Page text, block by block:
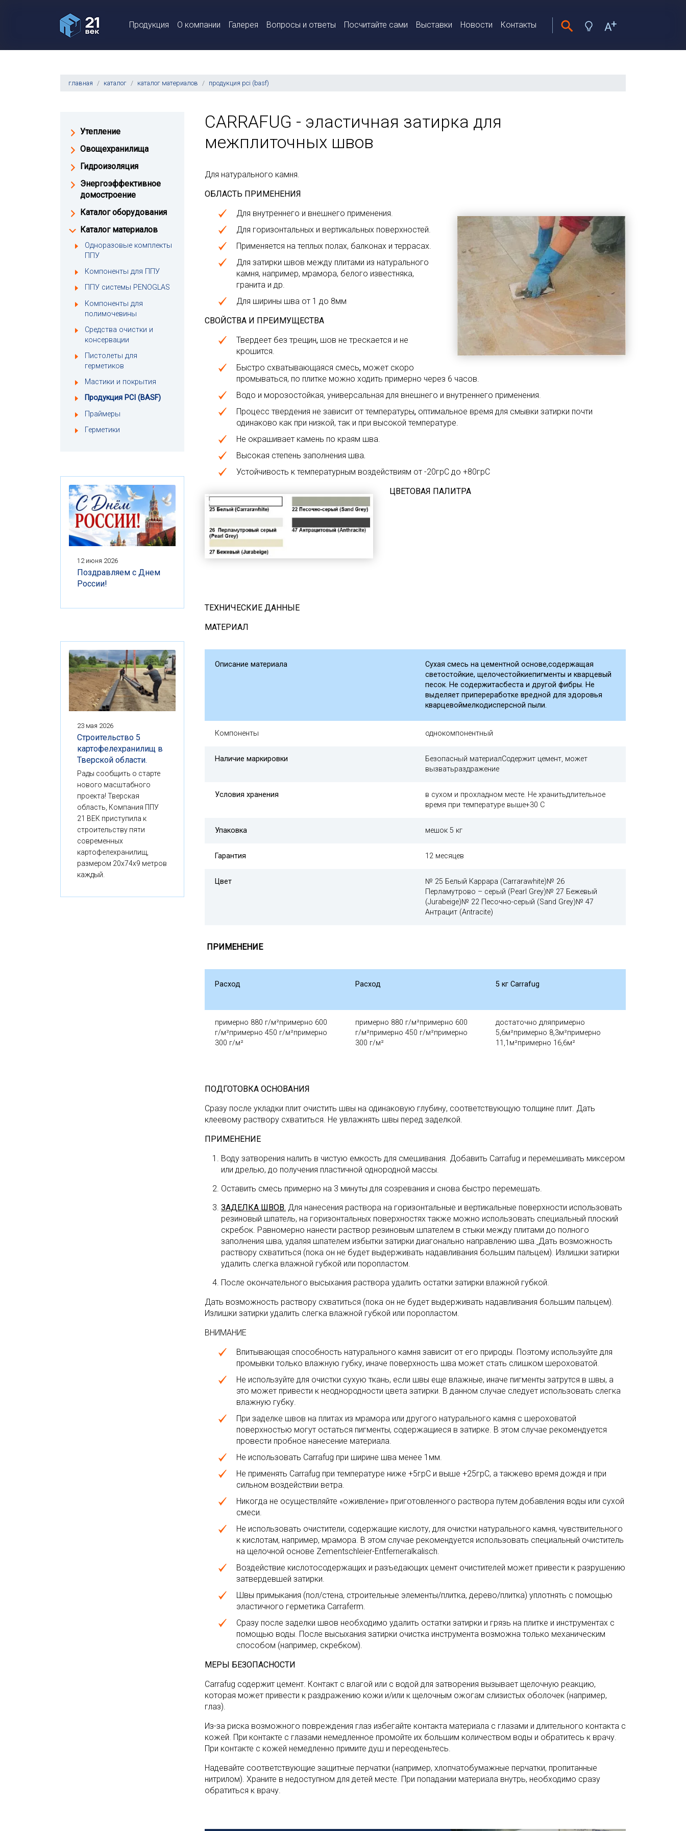
Продукция О компании Галерея Вопросы и ответы Посчитайте сами Выставки Новости Контакты
главная каталог каталог материалов продукция pci (basf)
СARRAFUG - эластичная затирка для
межплиточных швов
Для натурального камня.
ОБЛАСТЬ ПРИМЕНЕНИЯ
Для внутреннего и внешнего применения.
Для горизонтальных и вертикальных поверхностей.
Применяется на теплых полах, балконах и террасах.
Для затирки швов между плитами из натурального
камня, например, мрамора, белого известняка,
гранита и др.
Для ширины шва от 1 до 8мм
СВОЙСТВА И ПРЕИМУЩЕСТВА
Твердеет без трещин, шов не трескается и не
крошится.
Быстро схватывающаяся смесь, может скоро
промываться, по плитке можно ходить примерно через 6 часов.
Водо и морозостойкая, универсальная для внешнего и внутреннего применения.
Процесс твердения не зависит от температуры, оптимальное время для смывки затирки почти
одинаково как при низкой, так и при высокой температуре.
Не окрашивает камень по краям шва.
Высокая степень заполнения шва.
Устойчивость к температурным воздействиям от -20грC до +80грC
ЦВЕТОВАЯ ПАЛИТРА
ТЕХНИЧЕСКИЕ ДАННЫЕ
МАТЕРИАЛ
Описание материала
Сухая смесь на цементной основе,содержащая
светостойкие, щелочестойкиепигменты и кварцевый
песок. Не содержитасбеста и другой фибры. Не
выделяет припереработке вредной для здоровья
кварцевоймелкодисперсной пыли.
Компоненты однокомпонентный
Наличие маркировки
Безопасный материалСодержит цемент, может
вызватьраздражение
Условия хранения
в сухом и прохладном месте. Не хранитьдлительное
время при температуре выше+30 C
Упаковка мешок 5 кг
Гарантия 12 месяцев
Цвет
№ 25 Белый Каррара (Carrarawhite)№ 26
Перламутрово – серый (Pearl Grey)№ 27 Бежевый
(Jurabeige)№ 22 Песочно-серый (Sand Grey)№ 47
Антрацит (Antracite)
ПРИМЕНЕНИЕ
Расход Расход 5 кг Carrafug
примерно 880 г/м²примерно 600
г/м²примерно 450 г/м²примерно
300 г/м²
примерно 880 г/м²примерно 600
г/м²примерно 450 г/м²примерно
300 г/м²
достаточно дляпримерно
5,6м²примерно 8,3м²примерно
11,1м²примерно 16,6м²
ПОДГОТОВКА ОСНОВАНИЯ
Сразу после укладки плит очистить швы на одинаковую глубину, соответствующую толщине плит. Дать
клеевому раствору схватиться. Не увлажнять швы перед заделкой.
ПРИМЕНЕНИЕ
Воду затворения налить в чистую емкость для смешивания. Добавить Carrafug и перемешивать миксером
или дрелью, до получения пластичной однородной массы.
Оставить смесь примерно на 3 минуты для cозревания и снова быстро перемешать.
ЗАДЕЛКА ШВОВ. Для нанесения раствора на горизонтальные и вертикальные поверхности использовать
резиновый шпатель, на горизонтальных поверхностях также можно использовать специальный плоский
скребок. Равномерно нанести раствор резиновым шпателем в стыки между плитами до полного
заполнения шва, удаляя шпателем избытки затирки диагонально направлению шва. Дать возможность
раствору схватиться (пока он не будет выдерживать надавливания большим пальцем). Излишки затирки
удалить слегка влажной губкой или поропластом.
После окончательного высыхания раствора удалить остатки затирки влажной губкой.
Дать возможность раствору схватиться (пока он не будет выдерживать надавливания большим пальцем).
Излишки затирки удалить слегка влажной губкой или поропластом.
ВНИМАНИЕ
Впитывающая способность натурального камня зависит от его природы. Поэтому используйте для
промывки только влажную губку, иначе поверхность шва может стать слишком шероховатой.
Не используйте для очистки сухую ткань, если швы еще влажные, иначе пигменты затрутся в швы, а
это может привести к неоднородности цвета затирки. В данном случае следует использовать слегка
влажную губку.
При заделке швов на плитах из мрамора или другого натурального камня с шероховатой
поверхностью могут остаться пигменты, содержащиеся в затирке. В этом случае рекомендуется
провести пробное нанесение материала.
Не использовать Carrafug при ширине шва менее 1мм.
Не применять Carrafug при температуре ниже +5грC и выше +25грC, а такжево время дождя и при
сильном воздействии ветра.
Никогда не осуществляйте «оживление» приготовленного раствора путем добавления воды или сухой
смеси.
Не использовать очистители, содержащие кислоту, для очистки натурального камня, чувствительного
к кислотам, например, мрамора. В этом случае рекомендуется использовать специальный очиститель
на щелочной основе Zementschleier-Entferneralkalisch.
Воздействие кислотосодержащих и разъедающих цемент очистителей может привести к разрушению
затвердевшей затирки.
Швы примыкания (пол/стена, строительные элементы/плитка, дерево/плитка) уплотнять с помощью
эластичного герметика Carraferm.
Сразу после заделки швов необходимо удалить остатки затирки и грязь на плитке и инструментах с
помощью воды. После высыхания затирки очистка инструмента возможна только механическим
способом (например, скребком).
МЕРЫ БЕЗОПАСНОСТИ
Carrafug содержит цемент. Контакт с влагой или с водой для затворения вызывает щелочную реакцию,
которая может привести к раздражению кожи и/или к щелочным ожогам слизистых оболочек (например,
глаз).
Из-за риска возможного повреждения глаз избегайте контакта материала с глазами и длительного контакта с
кожей. При контакте с глазами немедленное промойте их большим количеством воды и обратитесь к врачу.
При контакте с кожей немедленно примите душ и переоденьтесь.
Надевайте соответствующие защитные перчатки (например, хлопчатобумажные перчатки, пропитанные
нитрилом). Храните в недоступном для детей месте. При попадании материала внутрь, необходимо сразу
обратиться к врачу.
Утепление
Овощехранилища
Гидроизоляция
Энергоэффективное
домостроение
Каталог оборудования
Каталог материалов
Одноразовые комплекты
ППУ
Компоненты для ППУ
ППУ системы PENOGLAS
Компоненты для
полимочевины
Средства очистки и
консервации
Пистолеты для
герметиков
Мастики и покрытия
Продукция PCI (BASF)
Праймеры
Герметики
12 июня 2026
Поздравляем с Днем
России!
23 мая 2026
Строительство 5
картофелехранилищ в
Тверской области.
Рады сообщить о старте
нового масштабного
проекта! Тверская
область, Компания ППУ
21 ВЕК приступила к
строительству пяти
современных
картофелехранилищ,
размером 20x74x9 метров
каждый.